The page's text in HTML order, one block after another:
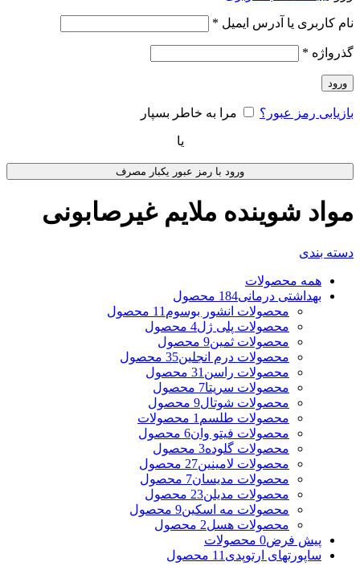
نام کاربری یا آدرس ایمیل *
گذرواژه *
ورود
بازیابی رمز عبور؟ مرا به خاطر بسپار
یا
ورود با رمز عبور یکبار مصرف
مواد شوینده ملایم غیرصابونی
دسته بندی
همه محصولات
بهداشتی درمانی184 محصول
محصولات انشور بوسوم 11 محصول
محصولات پلی ژل4 محصول
محصولات ثمین9 محصول
محصولات درم انجلین35 محصول
محصولات راسن 31 محصول
محصولات سریتا7 محصول
محصولات شوتال9 محصول
محصولات طلسم 1 محصولات
محصولات فیتو وان6 محصول
محصولات گلوده3 محصول
محصولات لامینین27 محصول
محصولات مدیسان7 محصول
محصولات مدیلن23 محصول
محصولات مه اسکین9 محصول
محصولات هسل2 محصول
پیش فرض0 محصولات
ساپورتهای ارتوپدی 11 محصول